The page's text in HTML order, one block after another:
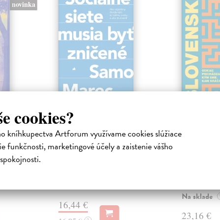
cookies?
kníhkupectva Artforum využívame cookies slúžiace
funkčnosti, marketingové účely a zaistenie vášho
novinka
o
nejisté
Sociálne siete musia
byť zničené
Marec Samo| Kniha
Sociálne siete nám ubližujú ako
jednotlivcom a kazia medziľudské
16,44 €
sme.
Mikloško
publikácia
Na sklade
23,16 €